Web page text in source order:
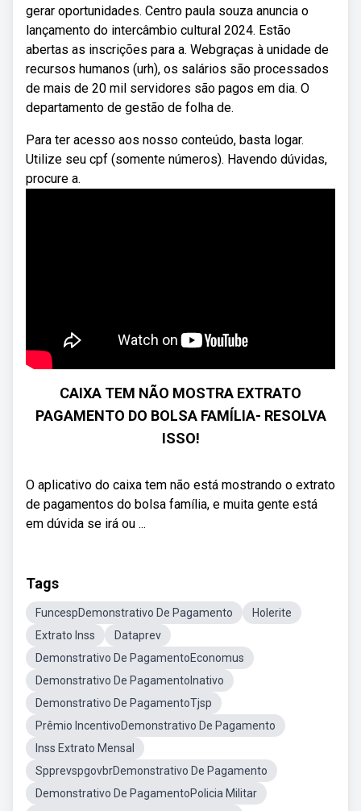
gerar oportunidades. Centro paula souza anuncia o
lançamento do intercâmbio cultural 2024. Estão
abertas as inscrições para a. Webgraças à unidade de
recursos humanos (urh), os salários são processados
de mais de 20 mil servidores são pagos em dia. O
departamento de gestão de folha de.
Para ter acesso aos nosso conteúdo, basta logar.
Utilize seu cpf (somente números). Havendo dúvidas,
procure a.
CAIXA TEM NÃO MOSTRA EXTRATO
PAGAMENTO DO BOLSA FAMÍLIA- RESOLVA
ISSO!
O aplicativo do caixa tem não está mostrando o extrato
de pagamentos do bolsa família, e muita gente está
em dúvida se irá ou ...
Tags
FuncespDemonstrativo De Pagamento
Holerite
Extrato Inss
Dataprev
Demonstrativo De PagamentoEconomus
Demonstrativo De PagamentoInativo
Demonstrativo De PagamentoTjsp
Prêmio IncentivoDemonstrativo De Pagamento
Inss Extrato Mensal
SpprevspgovbrDemonstrativo De Pagamento
Demonstrativo De PagamentoPolicia Militar